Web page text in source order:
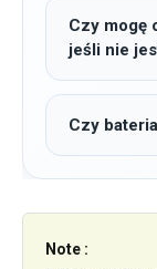
Czy mogę
jeśli nie
Czy
Note :